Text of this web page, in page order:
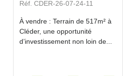
Réf. CDER-26-07-24-11
À vendre : Terrain de 517m² à
Cléder, une opportunité
d’investissement non loin de...